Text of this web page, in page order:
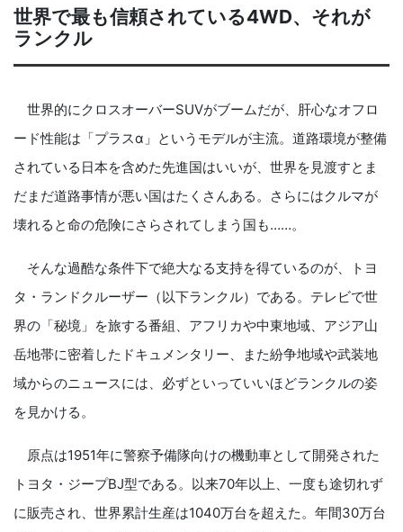
世界で最も信頼されている4WD、それが
ランクル
世界的にクロスオーバーSUVがブームだが、肝心なオフロ
ード性能は「プラスα」というモデルが主流。道路環境が整備
されている日本を含めた先進国はいいが、世界を見渡すとま
だまだ道路事情が悪い国はたくさんある。さらにはクルマが
壊れると命の危険にさらされてしまう国も……。
そんな過酷な条件下で絶大なる支持を得ているのが、トヨ
タ・ランドクルーザー（以下ランクル）である。テレビで世
界の「秘境」を旅する番組、アフリカや中東地域、アジア山
岳地帯に密着したドキュメンタリー、また紛争地域や武装地
域からのニュースには、必ずといっていいほどランクルの姿
を見かける。
原点は1951年に警察予備隊向けの機動車として開発された
トヨタ・ジープBJ型である。以来70年以上、一度も途切れず
に販売され、世界累計生産は1040万台を超えた。年間30万台